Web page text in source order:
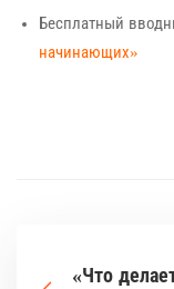
Бесплатный
начинающих»
«Что